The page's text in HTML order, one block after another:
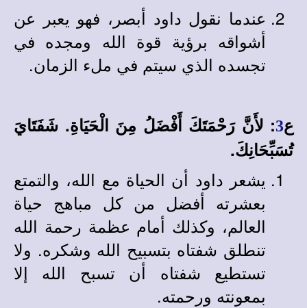
عندما نقول داود أبصر، فهو يعبر عن
أشواقه برؤية قوة الله ومجده في
تجسده الذي سيتم في ملء الزمان.
ع3: لأَنَّ رَحْمَتَكَ أَفْضَلُ مِنَ الْحَيَاةِ. شَفَتَايَ
تُسَبِّحَانِكَ.
يشعر داود أن الحياة مع الله، والتمتع
بعشرته أفضل من كل مباهج حياة
العالم، وكذلك أمام عظمة رحمة الله
تنطلق شفتاه بتسبيح الله وشكره. ولا
تستطيع شفتاه أن تسبح الله إلا
بمعونته ورحمته.